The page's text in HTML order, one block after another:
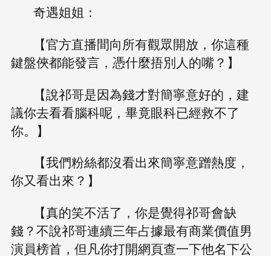
奇遇姐姐：
【官方直播間向所有觀眾開放，你這種
鍵盤俠都能發言，憑什麼捂別人的嘴？】
【說祁哥是因為錢才對簡寧意好的，建
議你去看看腦科呢，畢竟眼科已經救不了
你。】
【我們粉絲都沒看出來簡寧意蹭熱度，
你又看出來？】
【真的笑不活了，你是覺得祁哥會缺
錢？不說祁哥連續三年占據最有商業價值男
演員榜首，但凡你打開網頁查一下他名下公